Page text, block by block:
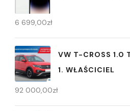
6 699,00zł
VW T-CROSS 1.0
1. WŁAŚCICIEL
92 000,00zł